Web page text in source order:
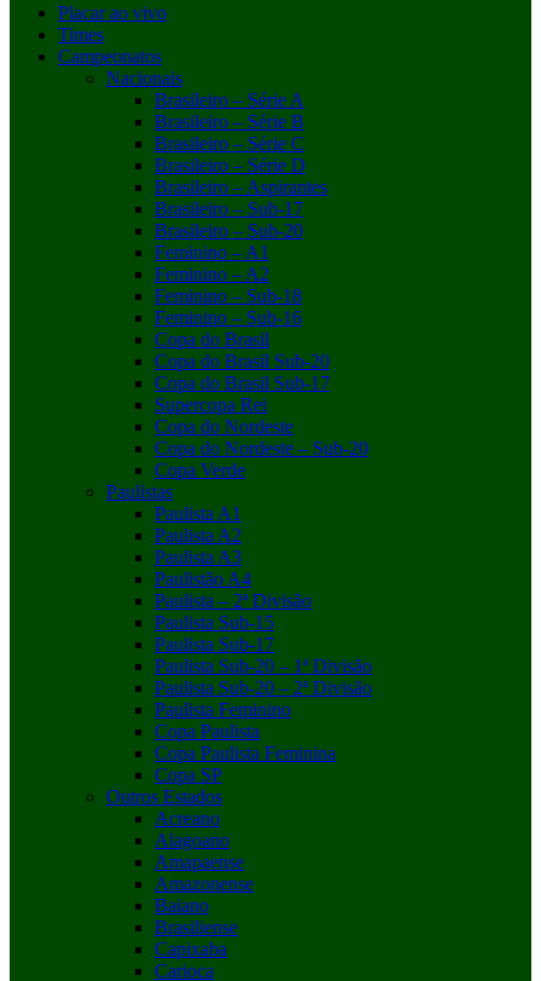
Placar ao vivo
Times
Campeonatos
Nacionais
Brasileiro – Série A
Brasileiro – Série B
Brasileiro – Série C
Brasileiro – Série D
Brasileiro – Aspirantes
Brasileiro – Sub-17
Brasileiro – Sub-20
Feminino – A1
Feminino – A2
Feminino – Sub-18
Feminino – Sub-16
Copa do Brasil
Copa do Brasil Sub-20
Copa do Brasil Sub-17
Supercopa Rei
Copa do Nordeste
Copa do Nordeste – Sub-20
Copa Verde
Paulistas
Paulista A1
Paulista A2
Paulista A3
Paulistão A4
Paulista – 2ª Divisão
Paulista Sub-15
Paulista Sub-17
Paulista Sub-20 – 1ª Divisão
Paulista Sub-20 – 2ª Divisão
Paulista Feminino
Copa Paulista
Copa Paulista Feminina
Copa SP
Outros Estados
Acreano
Alagoano
Amapaense
Amazonense
Baiano
Brasiliense
Capixaba
Carioca